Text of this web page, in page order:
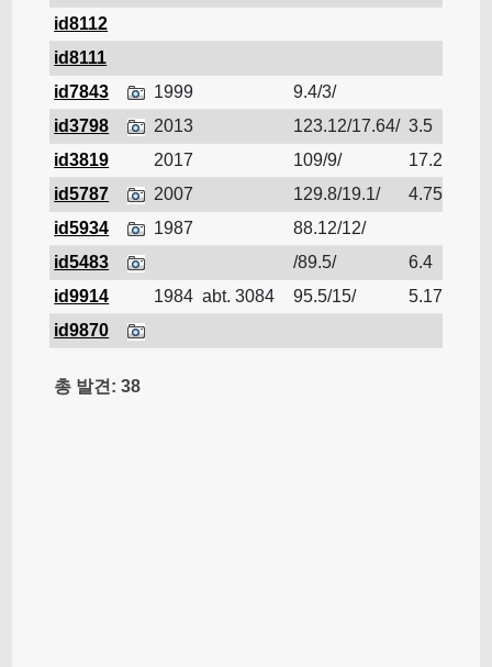
id8112
id8111
id7843
1999 9.4/3/
id3798
2013 123.12/17.64/ 3.5
id3819
2017 109/9/ 17.2
id5787
2007 129.8/19.1/ 4.75
id5934
1987 88.12/12/
id5483
/89.5/ 6.4
id9914
1984 abt. 3084 95.5/15/ 5.176
id9870
총 발견: 38